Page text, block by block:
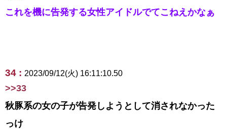
これを機に告発する女性アイドルでてこねえかなぁ
34 : 2023/09/12(火) 16:11:10.50
>>33
秋豚系の女の子が告発しようとして消されなかった
っけ